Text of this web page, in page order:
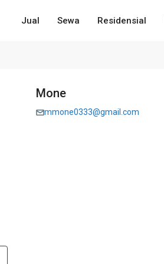
Jual Sewa Residensial
Mone
mmone0333@gmail.com